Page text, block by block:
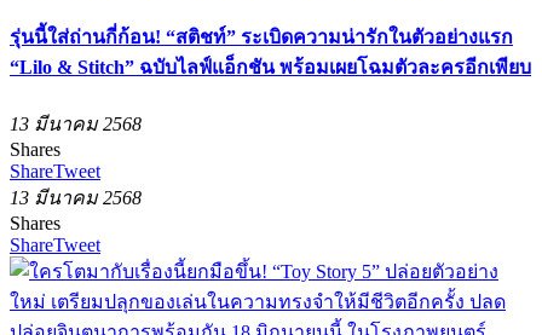
รุ่นนี้ใส่ถ่านกี่ก้อน! “สติชท์” ระเบิดความน่ารักในตัวอย่างแรก
“Lilo & Stitch” ฉบับไลฟ์แอ็กชัน พร้อมเผยโฉมตัวละครอีกเพียบ
13 มีนาคม 2568
Shares
ShareTweet
13 มีนาคม 2568
Shares
ShareTweet